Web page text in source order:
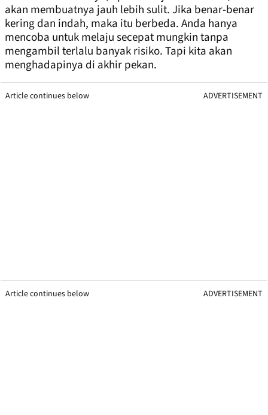
akan membuatnya jauh lebih sulit. Jika benar-benar
kering dan indah, maka itu berbeda. Anda hanya
mencoba untuk melaju secepat mungkin tanpa
mengambil terlalu banyak risiko. Tapi kita akan
menghadapinya di akhir pekan.
Article continues below ADVERTISEMENT
Article continues below ADVERTISEMENT